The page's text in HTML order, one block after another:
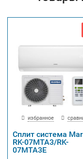
избранное
Сплит система
RK-07MTA3/RK-
07MTA3E